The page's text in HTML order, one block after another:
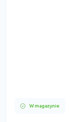
W magazynie